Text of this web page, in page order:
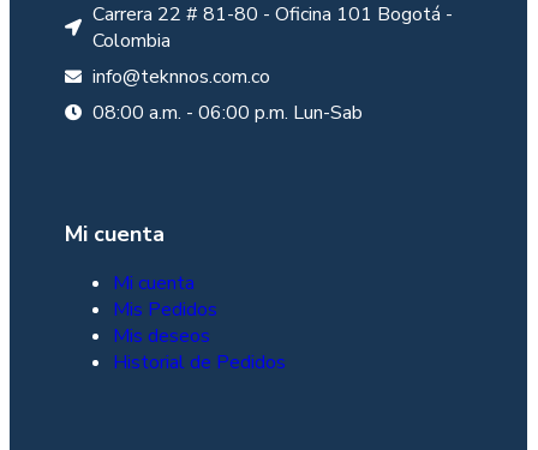
Carrera 22 # 81-80 - Oficina 101 Bogotá -
Colombia
info@teknnos.com.co
08:00 a.m. - 06:00 p.m. Lun-Sab
Mi cuenta
Mi cuenta
Mis Pedidos
Mis deseos
Historial de Pedidos